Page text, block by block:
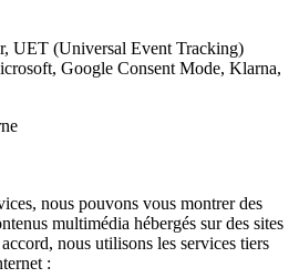
UET (Universal Event Tracking)
Google Consent Mode, Klarna,
nous pouvons vous montrer des
multimédia hébergés sur des sites
nous utilisons les services tiers
: